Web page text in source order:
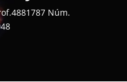
Núm.